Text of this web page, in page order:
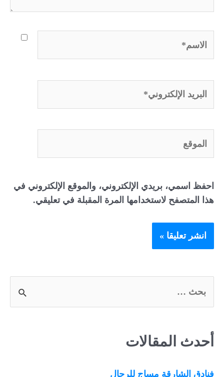
الإلكتروني*
احفظ اسمي، بريدي الإلكتروني، والموقع الإلكتروني في
هذا المتصفح لاستخدامها المرة المقبلة في تعليقي.
أحدث المقالات
فنادق الشارقة مساج للرجال